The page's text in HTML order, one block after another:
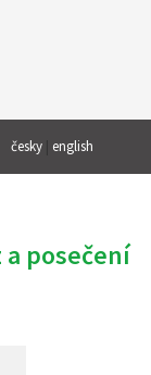
česky english
a posečení